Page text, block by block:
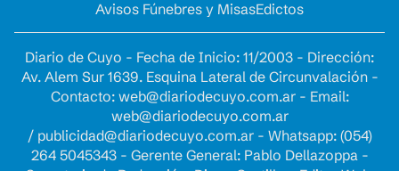
Avisos Fúnebres y MisasEdictos
Diario de Cuyo - Fecha de Inicio: 11/2003 - Dirección:
Av. Alem Sur 1639. Esquina Lateral de Circunvalación -
Contacto: web@diariodecuyo.com.ar- Email:
web@diariodecuyo.com.ar
/ publicidad@diariodecuyo.com.ar- Whatsapp: (054)
264 5045343 - Gerente General: Pablo Dellazoppa -